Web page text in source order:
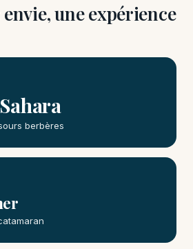
une expérience
berbères